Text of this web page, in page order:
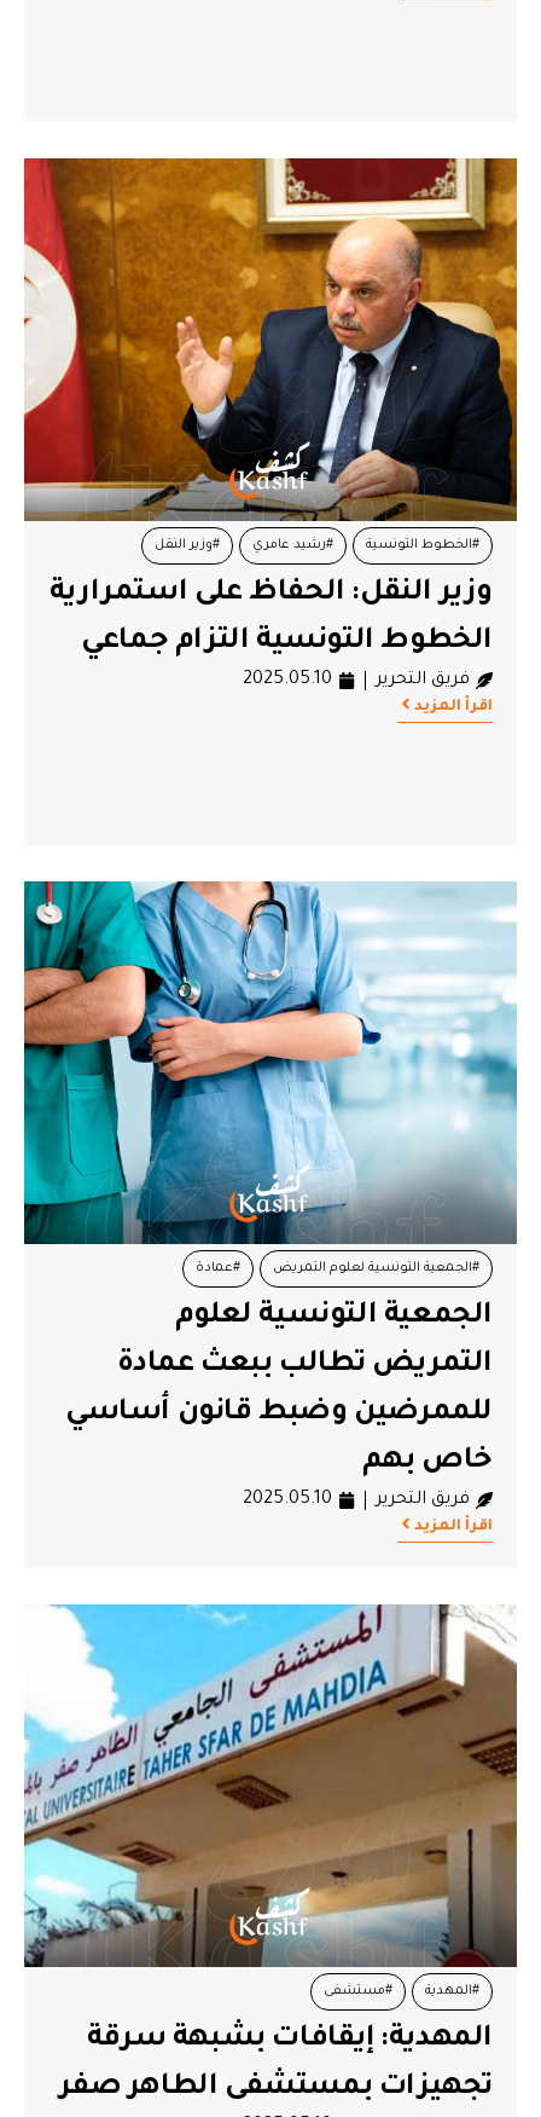
#الخطوط التونسية #رشيد عامري #وزير النقل
وزير النقل: الحفاظ على استمرارية
الخطوط التونسية التزام جماعي
فريق التحرير 2025.05.10
اقرأ المزيد
#الجمعية التونسية لعلوم التمريض #عمادة
الجمعية التونسية لعلوم
التمريض تطالب ببعث عمادة
للممرضين وضبط قانون أساسي
خاص بهم
فريق التحرير 2025.05.10
اقرأ المزيد
#المهدية #مستشفى
المهدية: إيقافات بشبهة سرقة
تجهيزات بمستشفى الطاهر صفر